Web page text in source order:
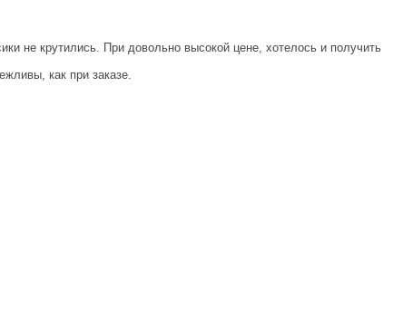
не крутились. При довольно высокой цене, хотелось и получить
как при заказе.